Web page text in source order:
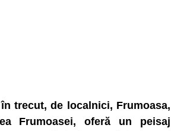
trecut, de localnici, Frumoasa,
Frumoasei, oferă un peisaj